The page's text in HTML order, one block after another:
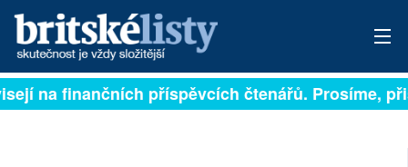
PŘIHLÁSIT
na finančních příspěvcích čtenářů. Prosíme,